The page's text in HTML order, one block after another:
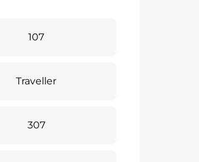
107
Traveller
307